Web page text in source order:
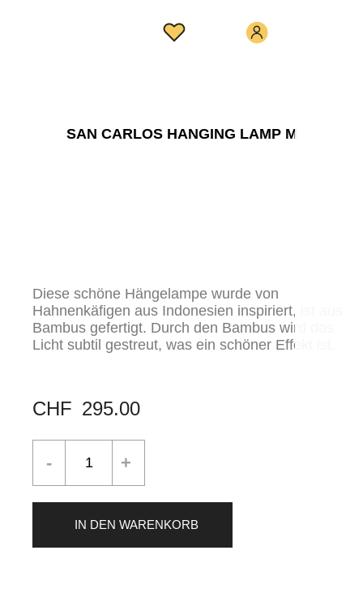
SAN CARLOS HANGING LAMP M
Diese schöne Hängelampe wurde von
Hahnenkäfigen aus Indonesien inspiriert, ist aus
Bambus gefertigt. Durch den Bambus wird das
Licht subtil gestreut, was ein schöner Effekt ist.
CHF 295.00
IN DEN WARENKORB